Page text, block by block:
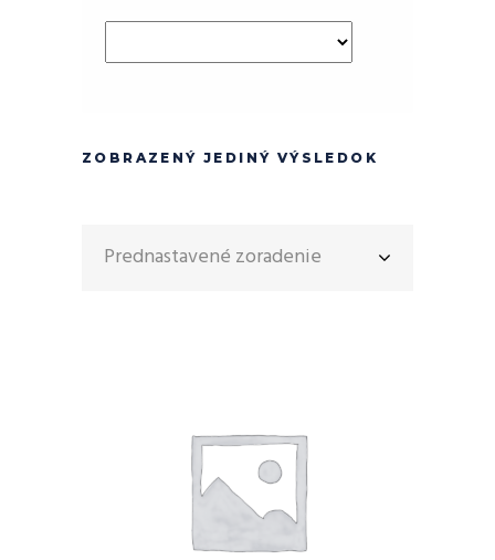
ZOBRAZENÝ JEDINÝ VÝSLEDOK
Prednastavené zoradenie